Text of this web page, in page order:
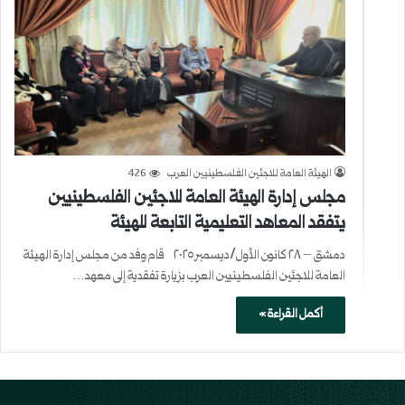
الهيئة العامة للاجئين الفلسطينيين العرب 426
مجلس إدارة الهيئة العامة للاجئين الفلسطينيين
يتفقد المعاهد التعليمية التابعة للهيئة
دمشق – ٢٨ كانون الأول/ديسمبر ٢٠٢٥ قام وفد من مجلس إدارة الهيئة
العامة للاجئين الفلسطينيين العرب بزيارة تفقدية إلى معهد…
أكمل القراءة »